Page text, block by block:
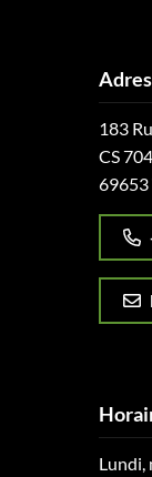
183
CS
69653
Lundi,